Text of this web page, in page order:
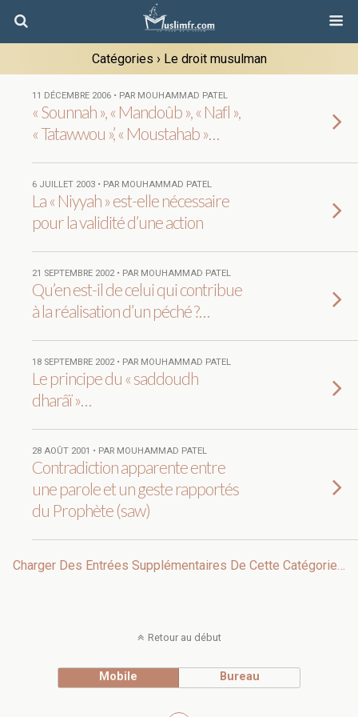
Catégories › Le droit musulman
11 DÉCEMBRE 2006 • PAR MOUHAMMAD PATEL
« Sounnah », « Mandoûb », « Nafl »,
« Tatawwou »’, « Moustahab »…
6 JUILLET 2003 • PAR MOUHAMMAD PATEL
La « Niyyah » est-elle nécessaire
pour la validité d’une action
21 SEPTEMBRE 2002 • PAR MOUHAMMAD PATEL
Qu’en est-il de celui qui contribue
à la réalisation d’un péché ?…
18 SEPTEMBRE 2002 • PAR MOUHAMMAD PATEL
Le principe du « saddoudh
dharâï »…
28 AOÛT 2001 • PAR MOUHAMMAD PATEL
Contradiction apparente entre
une parole et un geste rapportés
du Prophète (saw)
Charger Des Entrées Supplémentaires De Cette Catégorie…
Retour au début
Mobile Bureau